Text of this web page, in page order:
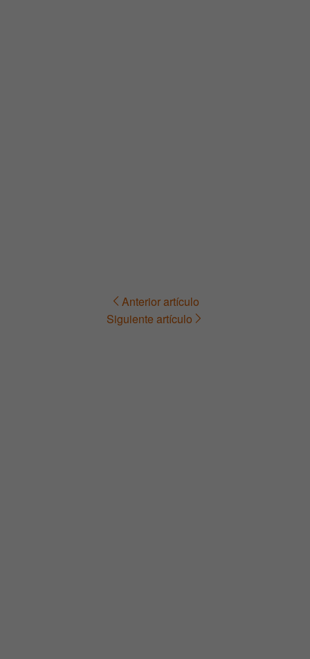
Navegación Anterior artículo
Siguiente artículo